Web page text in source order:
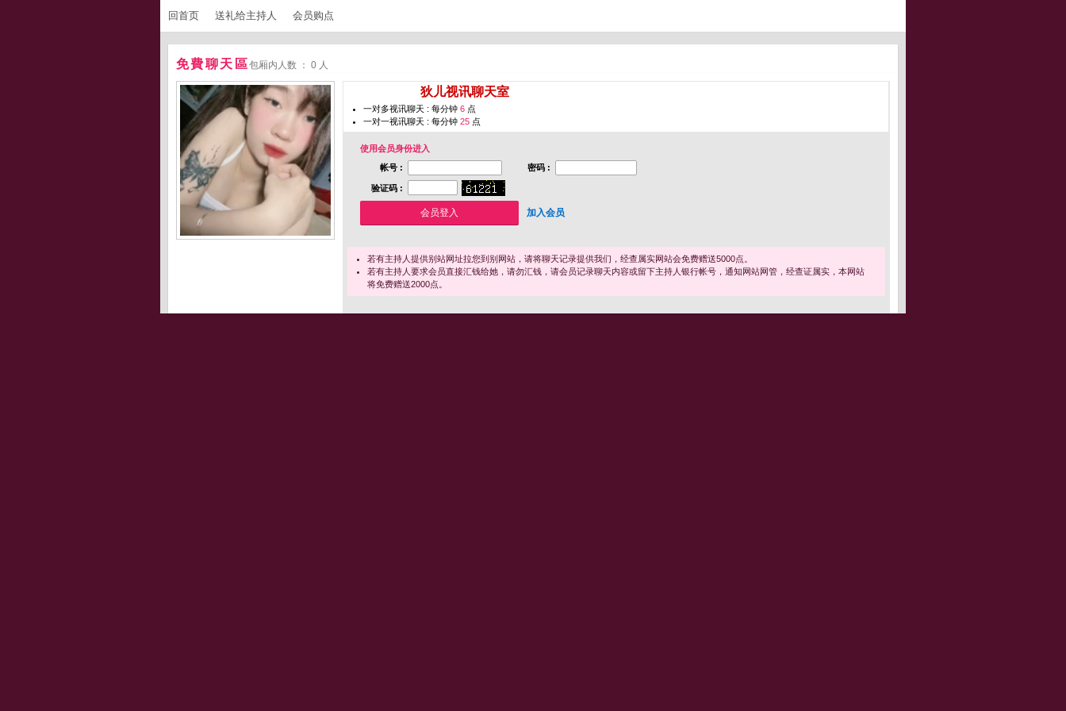
回首页 送礼给主持人 会员购点
免費聊天區包厢内人数 ： 0 人
狄儿视讯聊天室
一对多视讯聊天 : 每分钟 6 点
一对一视讯聊天 : 每分钟 25 点
使用会员身份进入
帐号 :
密码 :
验证码 :
加入会员
若有主持人提供别站网址拉您到别网站，请将聊天记录提供我们，经查属实网站会免费赠送5000点。
若有主持人要求会员直接汇钱给她，请勿汇钱，请会员记录聊天内容或留下主持人银行帐号，通知网站网管，经查证属实，本网站
将免费赠送2000点。